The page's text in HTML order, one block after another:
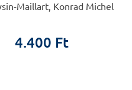
Maillart, Konrad Michel
4.400 Ft